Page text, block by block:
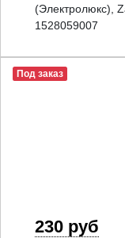
(Электролюкс),
1528059007
Под заказ
230 руб